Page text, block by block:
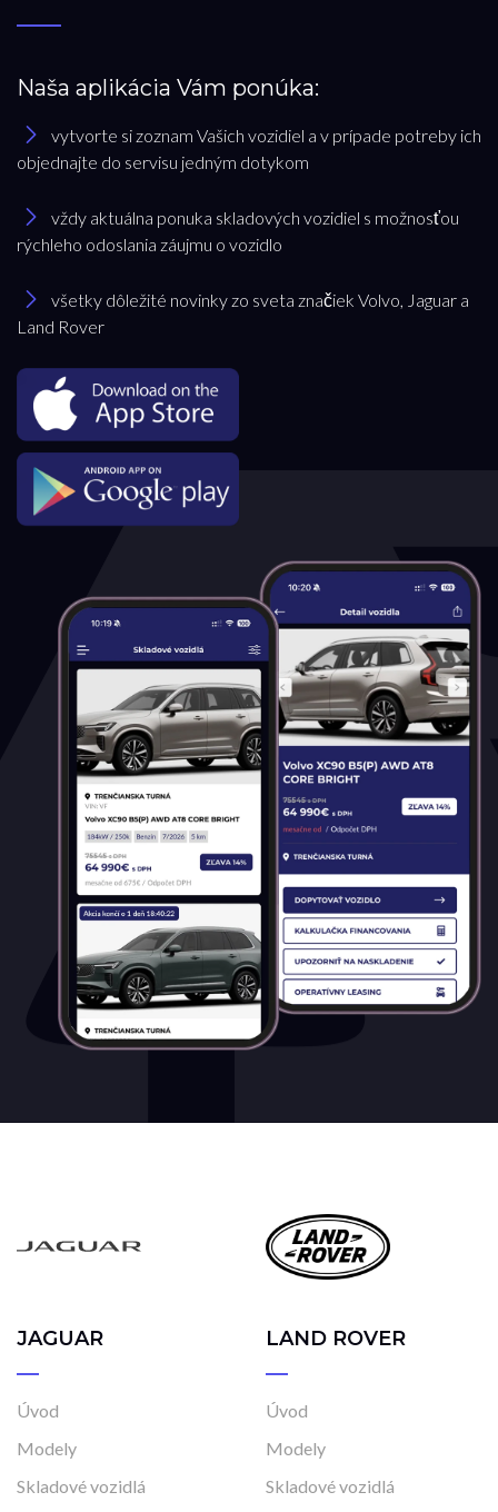
Naša aplikácia Vám ponúka:
vytvorte si zoznam Vašich vozidiel a v prípade potreby ich
objednajte do servisu jedným dotykom
vždy aktuálna ponuka skladových vozidiel s možnosťou
rýchleho odoslania záujmu o vozidlo
všetky dôležité novinky zo sveta značiek Volvo, Jaguar a
Land Rover
JAGUAR
Úvod
Modely
Skladové vozidlá
LAND ROVER
Úvod
Modely
Skladové vozidlá